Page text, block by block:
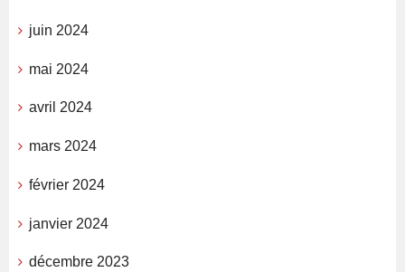
juin 2024
mai 2024
avril 2024
mars 2024
février 2024
janvier 2024
décembre 2023